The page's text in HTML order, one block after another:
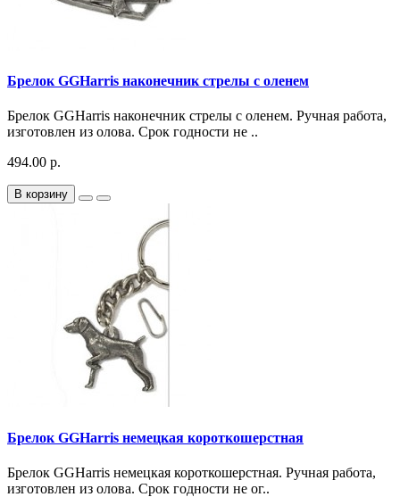
Брелок GGHarris наконечник стрелы с оленем
Брелок GGHarris наконечник стрелы с оленем. Ручная работа,
изготовлен из олова. Срок годности не ..
494.00 р.
В корзину
Брелок GGHarris немецкая короткошерстная
Брелок GGHarris немецкая короткошерстная. Ручная работа,
изготовлен из олова. Срок годности не ог..